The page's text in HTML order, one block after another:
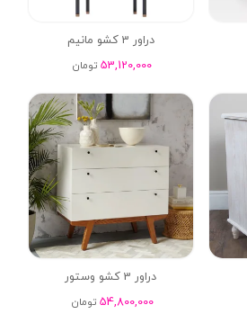
دراور 3 کشو مانیم
53,120,000 تومان
دراور 3 کشو وستور
54,800,000 تومان